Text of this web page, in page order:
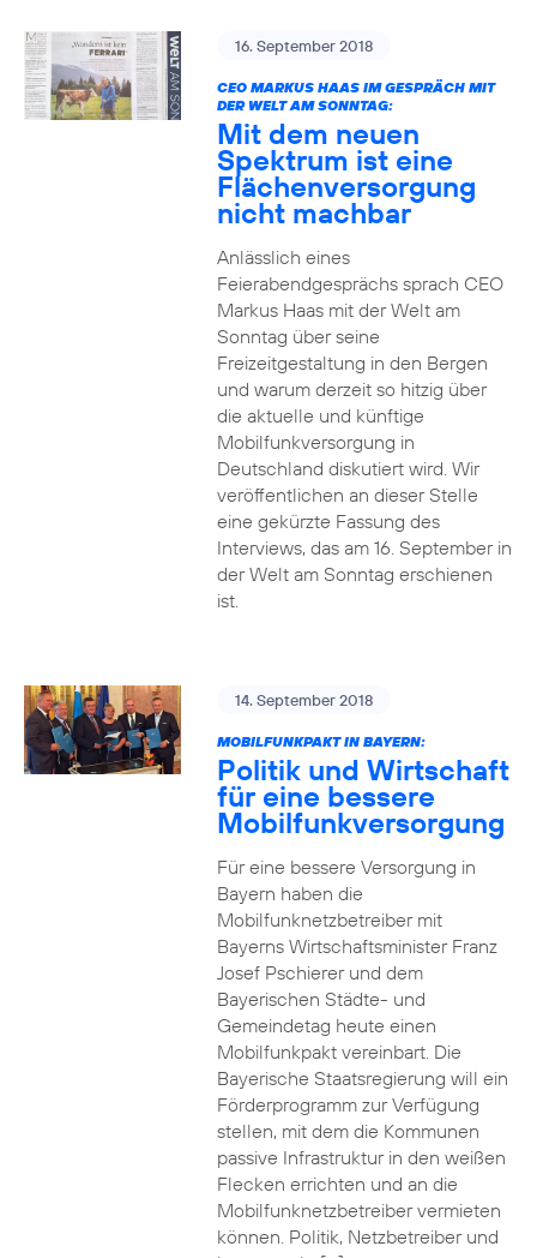
16. September 2018
CEO MARKUS HAAS IM GESPRÄCH MIT
DER WELT AM SONNTAG:
Mit dem neuen
Spektrum ist eine
Flächenversorgung
nicht machbar
Anlässlich eines
Feierabendgesprächs sprach CEO
Markus Haas mit der Welt am
Sonntag über seine
Freizeitgestaltung in den Bergen
und warum derzeit so hitzig über
die aktuelle und künftige
Mobilfunkversorgung in
Deutschland diskutiert wird. Wir
veröffentlichen an dieser Stelle
eine gekürzte Fassung des
Interviews, das am 16. September in
der Welt am Sonntag erschienen
ist.
14. September 2018
MOBILFUNKPAKT IN BAYERN:
Politik und Wirtschaft
für eine bessere
Mobilfunkversorgung
Für eine bessere Versorgung in
Bayern haben die
Mobilfunknetzbetreiber mit
Bayerns Wirtschaftsminister Franz
Josef Pschierer und dem
Bayerischen Städte- und
Gemeindetag heute einen
Mobilfunkpakt vereinbart. Die
Bayerische Staatsregierung will ein
Förderprogramm zur Verfügung
stellen, mit dem die Kommunen
passive Infrastruktur in den weißen
Flecken errichten und an die
Mobilfunknetzbetreiber vermieten
können. Politik, Netzbetreiber und